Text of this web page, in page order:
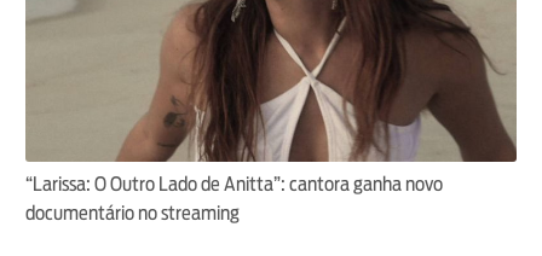
“Larissa: O Outro Lado de Anitta”: cantora ganha novo
documentário no streaming